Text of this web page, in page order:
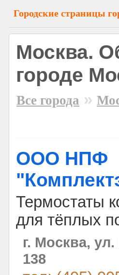
Городские страницы
Москва.
городе
Все города »
ООО НПФ
Термостаты
для тёплых
г. Москва,
138